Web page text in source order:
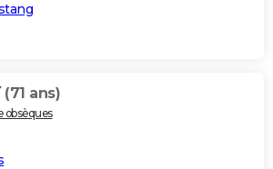
(71 ans)
obsèques